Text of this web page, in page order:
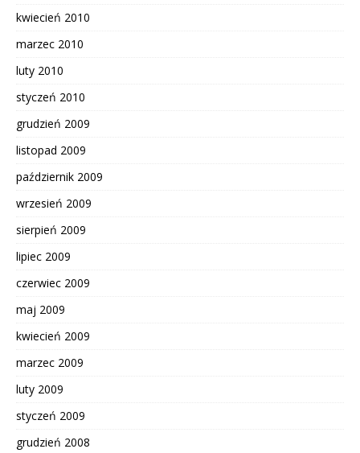
kwiecień 2010
marzec 2010
luty 2010
styczeń 2010
grudzień 2009
listopad 2009
październik 2009
wrzesień 2009
sierpień 2009
lipiec 2009
czerwiec 2009
maj 2009
kwiecień 2009
marzec 2009
luty 2009
styczeń 2009
grudzień 2008